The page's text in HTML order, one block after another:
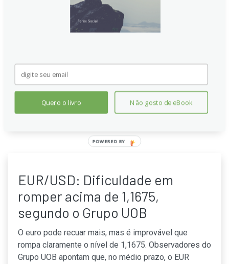
Apesar do euro manter viés de alta, só rompe 1,1755
para mirar 1,1790. A visão de 24 horas aponta
consolidação entre 1,1685 e 1,1735 após a
1,1620 permaneça como suporte no curto prazo
global.
Continue lendo
EUR/USD: Dificuldade em
romper acima de 1,1675,
segundo o Grupo UOB
O euro pode recuar mais, mas é improvável que
rompa claramente o nível de 1,1675. Observadores do
Grupo UOB apontam que, no médio prazo, o EUR
Quero o livro Não gosto de eBook
POWERED